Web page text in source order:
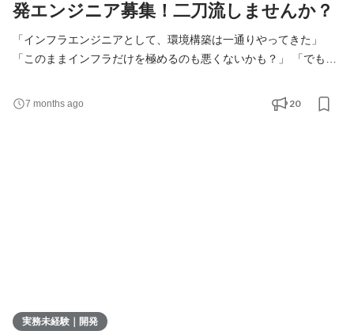
発エンジニア募集！二刀流しませんか？
「インフラエンジニアとして、環境構築は一通りやってきた」
「このままインフラだけを極めるのも悪くないかも？」 「でも、
ら、インフラの経験を活かしたまま、アプリ開発にも挑戦できま
7 months ago 20
実務未経験｜開発